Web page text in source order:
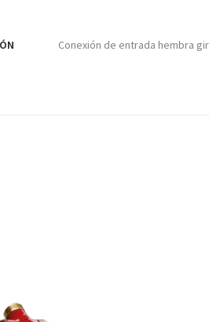
Conexión de entrada hembra